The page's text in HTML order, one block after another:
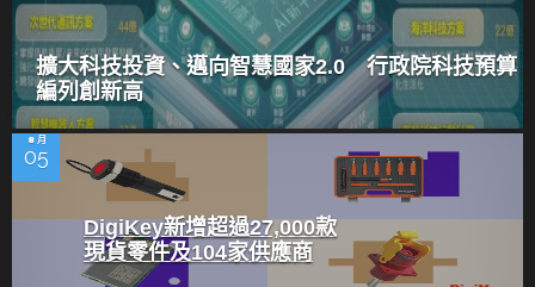
擴大科技投資、邁向智慧國家2.0 行政院科技預算
編列創新高
8 月
05
DigiKey新增超過27,000款
現貨零件及104家供應商